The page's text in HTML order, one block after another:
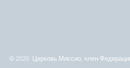
© 2020 Церковь Миссио, член